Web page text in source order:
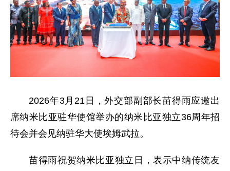
2026年3月21日，外交部副部长苗得雨应邀出
席纳米比亚驻华使馆举办的纳米比亚独立36周年招
待会并会见纳驻华大使埃姆武拉。
苗得雨祝贺纳米比亚独立日，表示中纳传统友